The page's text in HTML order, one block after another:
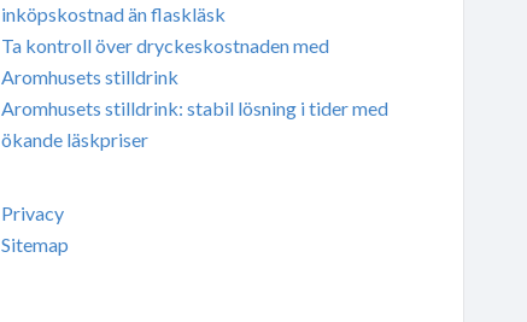
inköpskostnad än flaskläsk
Ta kontroll över dryckeskostnaden med
Aromhusets stilldrink
Aromhusets stilldrink: stabil lösning i tider med
ökande läskpriser
Privacy
Sitemap